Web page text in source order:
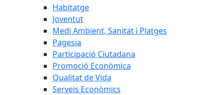
Habitatge
Joventut
Medi Ambient, Sanitat i Platges
Pagesia
Participació Ciutadana
Promoció Econòmica
Qualitat de Vida
Serveis Econòmics